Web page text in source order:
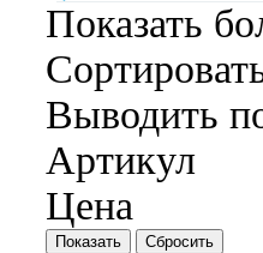
Показать
Выводить
Артикул
Цена